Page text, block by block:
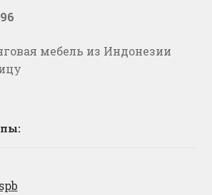
мебель из Индонезии